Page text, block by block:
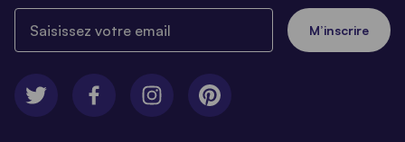
M’inscrire